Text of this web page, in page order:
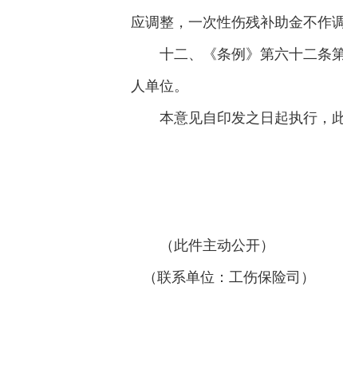
应调整，一次性伤残补助金不作调
十二、《条例》第六十二条
人单位。
本意见自印发之日起执行，
（此件主动公开）
（联系单位：工伤保险司）